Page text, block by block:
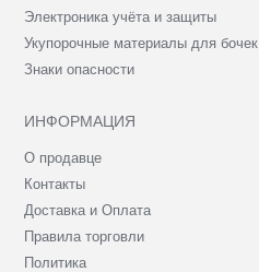
Электроника учёта и защиты
Укупорочные материалы для бочек
Знаки опасности
ИНФОРМАЦИЯ
О продавце
Контакты
Доставка и Оплата
Правила торговли
Политика